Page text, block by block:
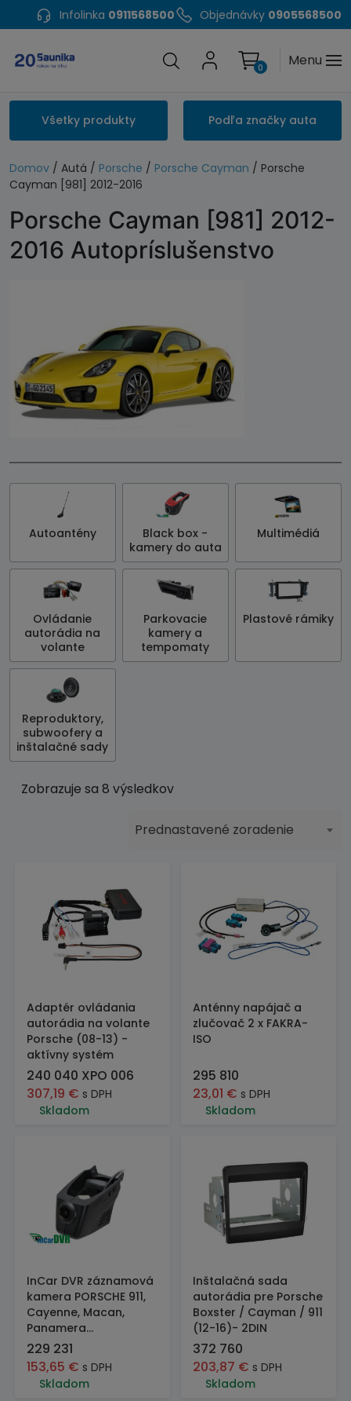
Infolinka 0911568500 Objednávky 0905568500
Menu
0
Všetky produkty Podľa značky auta
Domov / Autá / Porsche / Porsche Cayman / Porsche
Cayman [981] 2012-2016
Porsche Cayman [981] 2012-
2016 Autopríslušenstvo
Autoantény
Black box -
kamery do auta
Multimédiá
Ovládanie
autorádia na
volante
Parkovacie
kamery a
tempomaty
Plastové rámiky
Reproduktory,
subwoofery a
inštalačné sady
Zobrazuje sa 8 výsledkov
Prednastavené zoradenie
Adaptér ovládania
autorádia na volante
Porsche (08-13) -
aktívny systém
240 040 XPO 006
307,19 € s DPH
Skladom
Anténny napájač a
zlučovač 2 x FAKRA-
ISO
295 810
23,01 € s DPH
Skladom
InCar DVR záznamová
kamera PORSCHE 911,
Cayenne, Macan,
Panamera...
229 231
153,65 € s DPH
Skladom
Inštalačná sada
autorádia pre Porsche
Boxster / Cayman / 911
(12-16)- 2DIN
372 760
203,87 € s DPH
Skladom